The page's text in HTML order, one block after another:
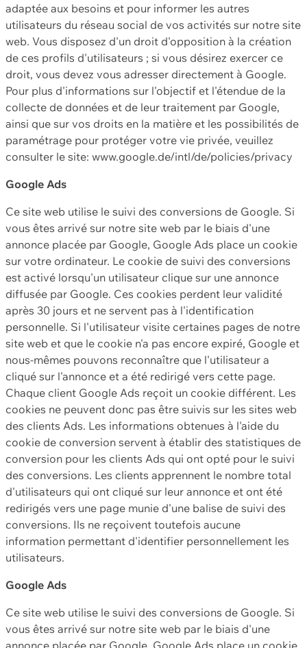
adaptée aux besoins et pour informer les autres
utilisateurs du réseau social de vos activités sur notre site
web. Vous disposez d'un droit d'opposition à la création
de ces profils d'utilisateurs ; si vous désirez exercer ce
droit, vous devez vous adresser directement à Google.
Pour plus d'informations sur l'objectif et l'étendue de la
collecte de données et de leur traitement par Google,
ainsi que sur vos droits en la matière et les possibilités de
paramétrage pour protéger votre vie privée, veuillez
consulter le site: www.google.de/intl/de/policies/privacy
Google Ads
Ce site web utilise le suivi des conversions de Google. Si
vous êtes arrivé sur notre site web par le biais d'une
annonce placée par Google, Google Ads place un cookie
sur votre ordinateur. Le cookie de suivi des conversions
est activé lorsqu'un utilisateur clique sur une annonce
diffusée par Google. Ces cookies perdent leur validité
après 30 jours et ne servent pas à l'identification
personnelle. Si l'utilisateur visite certaines pages de notre
site web et que le cookie n'a pas encore expiré, Google et
nous-mêmes pouvons reconnaître que l'utilisateur a
cliqué sur l'annonce et a été redirigé vers cette page.
Chaque client Google Ads reçoit un cookie différent. Les
cookies ne peuvent donc pas être suivis sur les sites web
des clients Ads. Les informations obtenues à l'aide du
cookie de conversion servent à établir des statistiques de
conversion pour les clients Ads qui ont opté pour le suivi
des conversions. Les clients apprennent le nombre total
d'utilisateurs qui ont cliqué sur leur annonce et ont été
redirigés vers une page munie d'une balise de suivi des
conversions. Ils ne reçoivent toutefois aucune
information permettant d'identifier personnellement les
utilisateurs.
Google Ads
Ce site web utilise le suivi des conversions de Google. Si
vous êtes arrivé sur notre site web par le biais d'une